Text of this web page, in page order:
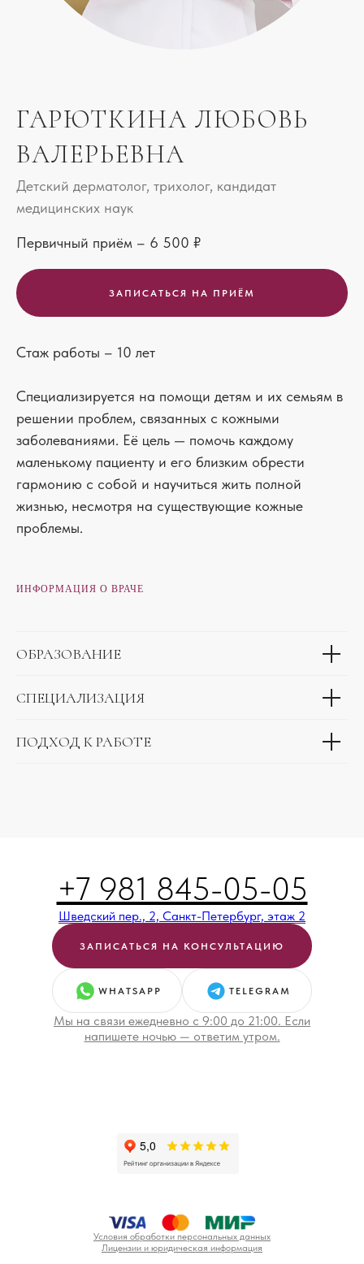
ГАРЮТКИНА ЛЮБОВЬ
ВАЛЕРЬЕВНА
Детский дерматолог, трихолог, кандидат
медицинских наук
Первичный приём – 6 500 ₽
ЗАПИСАТЬCЯ НА ПРИЁМ
Стаж работы – 10 лет
Специализируется на помощи детям и их семьям в
решении проблем, связанных с кожными
заболеваниями. Её цель — помочь каждому
маленькому пациенту и его близким обрести
гармонию с собой и научиться жить полной
жизнью, несмотря на существующие кожные
проблемы.
ИНФОРМАЦИЯ О ВРАЧЕ
ОБРАЗОВАНИЕ
СПЕЦИАЛИЗАЦИЯ
ПОДХОД К РАБОТЕ
+7 981 845-05-05
Шведский пер., 2, Санкт-Петербург, этаж 2
ЗАПИСАТЬСЯ НА КОНСУЛЬТАЦИЮ
WHATSAPP TELEGRAM
Мы на связи ежедневно с 9:00 до 21:00. Если
напишете ночью — ответим утром.
Условия обработки персональных данных
Лицензии и юридическая информация